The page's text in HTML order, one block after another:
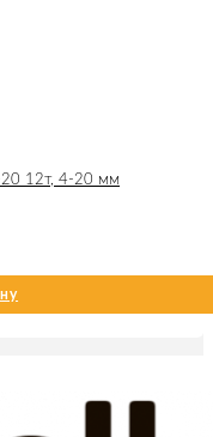
20 12т, 4-20 мм